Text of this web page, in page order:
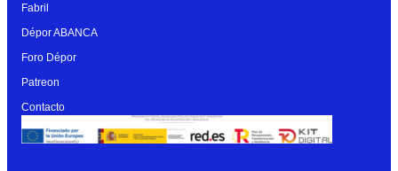
Fabril
Dépor ABANCA
Foro Dépor
Patreon
Contacto